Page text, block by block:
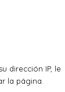
dirección IP, le
la página.